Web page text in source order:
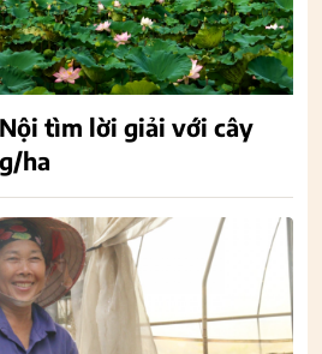
tìm lời giải với cây
ha